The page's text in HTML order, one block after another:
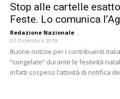
Stop alle cartelle
Feste. Lo comunica
Redazione Nazionale -
23 Dicembre 2019
Buone notizie per i contribuenti
“congelate” durante le festività
infatti sospeso l’attività di notifica